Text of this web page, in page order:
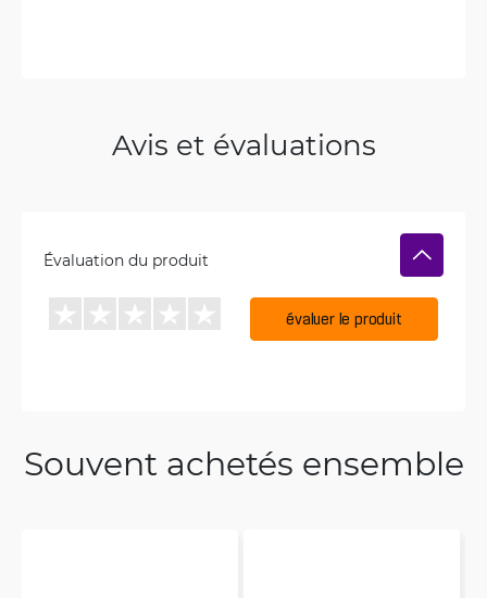
Avis et évaluations
Évaluation du produit
évaluer le produit
Souvent achetés ensemble